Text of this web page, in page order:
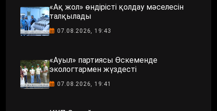
«Ақ жол» өндірісті қолдау мәселесін
талқылады
07.08.2026, 19:43
«Ауыл» партиясы Өскеменде
экологтармен жүздесті
07.08.2026, 19:41